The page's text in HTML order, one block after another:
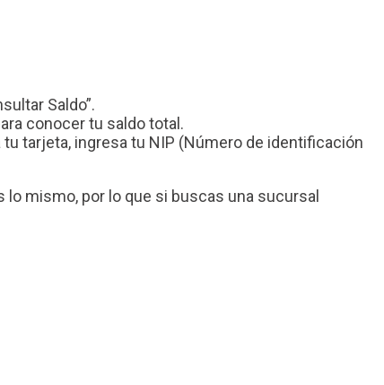
Saldo”.
conocer tu saldo total.
tarjeta, ingresa tu NIP (Número de identificación
mismo, por lo que si buscas una sucursal